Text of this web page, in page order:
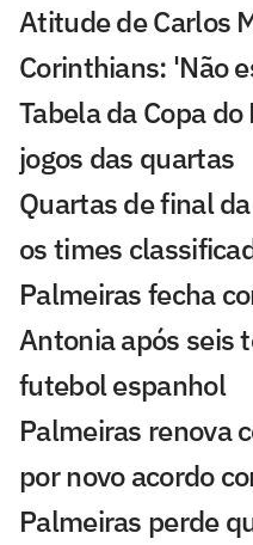
Atitude de Carlos
Corinthians: 'Não
Tabela da Copa
jogos das quartas
Quartas de final
os times
Palmeiras fecha
Antonia após seis
futebol espanhol
Palmeiras renova
por novo acordo
Palmeiras perde